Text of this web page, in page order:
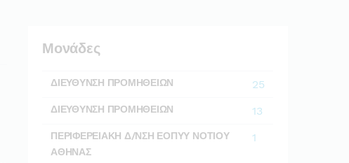
Μονάδες
ΔΙΕΥΘΥΝΣΗ ΠΡΟΜΗΘΕΙΩΝ 25
ΔΙΕΥΘΥΝΣΗ ΠΡΟΜΗΘΕΙΩΝ 13
ΠΕΡΙΦΕΡΕΙΑΚΗ Δ/ΝΣΗ ΕΟΠΥΥ ΝΟΤΙΟΥ
ΑΘΗΝΑΣ
1